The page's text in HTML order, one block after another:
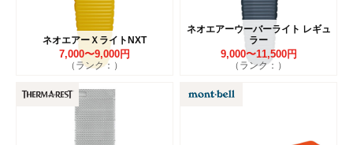
ネオエアーＸライトNXT
7,000〜9,000円
（ランク：）
ネオエアーウーバーライト レギュ
ラー
9,000〜11,500円
（ランク：）